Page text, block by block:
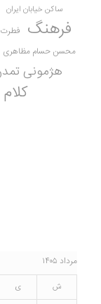
ساکن خیابان ایران
فرهنگ فطرت
محسن حسام مظاهری
هژمونی
مرداد ۱۴۰۵
ش ی